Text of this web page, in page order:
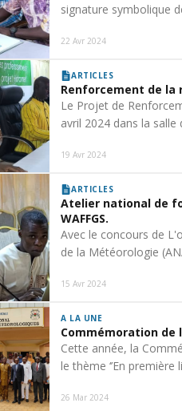
signature symbolique
22 Avr 2024
ARTICLES
Renforcement de la
Le Projet de
avril 2024 dans la
19 Avr 2024
ARTICLES
Atelier national de
WAFFGS.
Avec le concours de
de la Météorologie
15 Avr 2024
A LA UNE
Commémoration de
Cette année, la
le thème ‘’En première
26 Mar 2024